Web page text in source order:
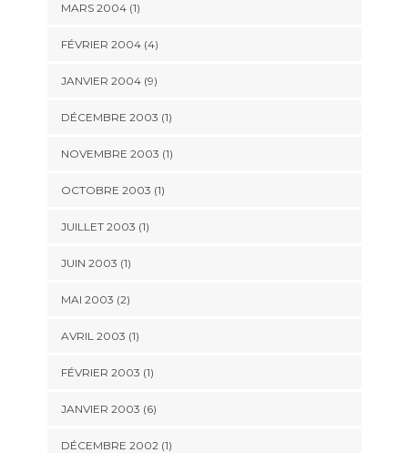
MARS 2004 (1)
FÉVRIER 2004 (4)
JANVIER 2004 (9)
DÉCEMBRE 2003 (1)
NOVEMBRE 2003 (1)
OCTOBRE 2003 (1)
JUILLET 2003 (1)
JUIN 2003 (1)
MAI 2003 (2)
AVRIL 2003 (1)
FÉVRIER 2003 (1)
JANVIER 2003 (6)
DÉCEMBRE 2002 (1)